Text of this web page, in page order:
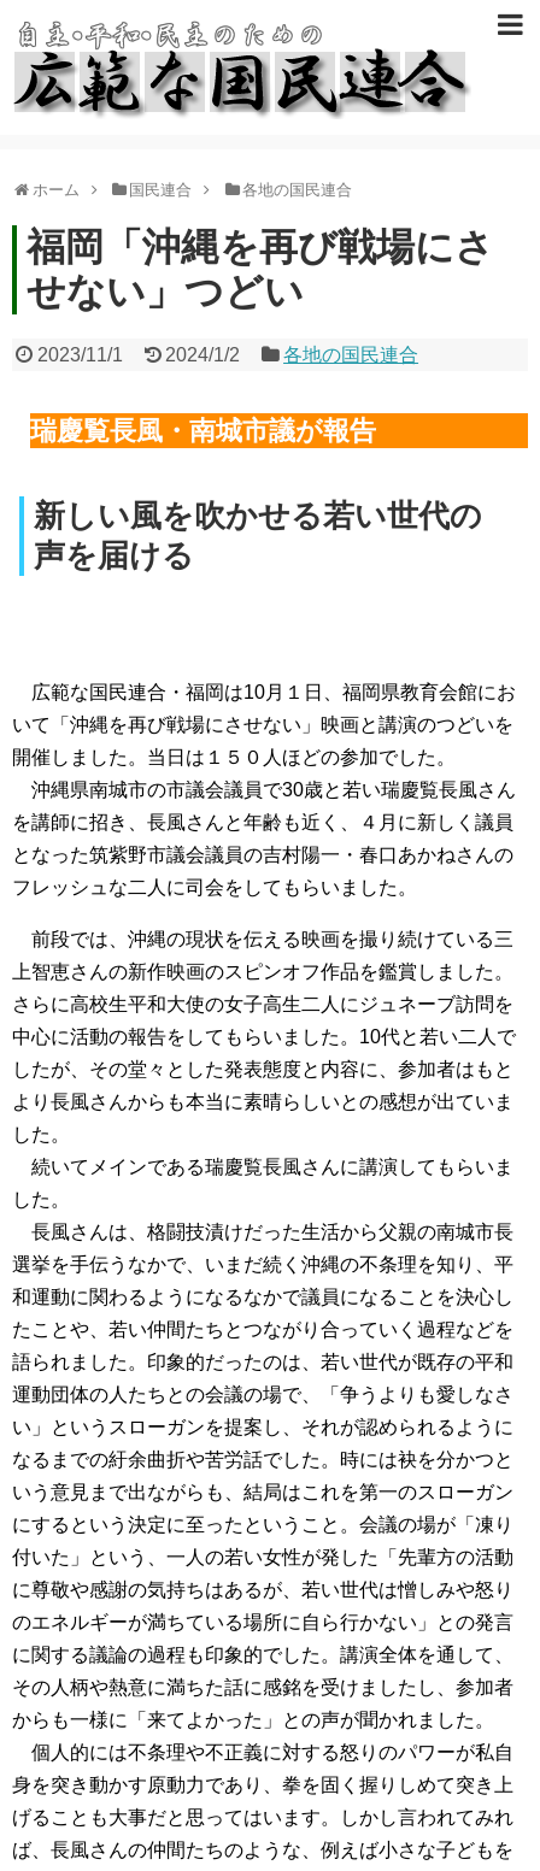
ホーム 国民連合 各地の国民連合
福岡「沖縄を再び戦場にさ
せない」つどい
2023/11/1 2024/1/2 各地の国民連合
瑞慶覧長風・南城市議が報告
新しい風を吹かせる若い世代の
声を届ける
広範な国民連合・福岡は10月１日、福岡県教育会館にお
いて「沖縄を再び戦場にさせない」映画と講演のつどいを
開催しました。当日は１５０人ほどの参加でした。
沖縄県南城市の市議会議員で30歳と若い瑞慶覧長風さん
を講師に招き、長風さんと年齢も近く、４月に新しく議員
となった筑紫野市議会議員の吉村陽一・春口あかねさんの
フレッシュな二人に司会をしてもらいました。
前段では、沖縄の現状を伝える映画を撮り続けている三
上智恵さんの新作映画のスピンオフ作品を鑑賞しました。
さらに高校生平和大使の女子高生二人にジュネーブ訪問を
中心に活動の報告をしてもらいました。10代と若い二人で
したが、その堂々とした発表態度と内容に、参加者はもと
より長風さんからも本当に素晴らしいとの感想が出ていま
した。
続いてメインである瑞慶覧長風さんに講演してもらいま
した。
長風さんは、格闘技漬けだった生活から父親の南城市長
選挙を手伝うなかで、いまだ続く沖縄の不条理を知り、平
和運動に関わるようになるなかで議員になることを決心し
たことや、若い仲間たちとつながり合っていく過程などを
語られました。印象的だったのは、若い世代が既存の平和
運動団体の人たちとの会議の場で、「争うよりも愛しなさ
い」というスローガンを提案し、それが認められるように
なるまでの紆余曲折や苦労話でした。時には袂を分かつと
いう意見まで出ながらも、結局はこれを第一のスローガン
にするという決定に至ったということ。会議の場が「凍り
付いた」という、一人の若い女性が発した「先輩方の活動
に尊敬や感謝の気持ちはあるが、若い世代は憎しみや怒り
のエネルギーが満ちている場所に自ら行かない」との発言
に関する議論の過程も印象的でした。講演全体を通して、
その人柄や熱意に満ちた話に感銘を受けましたし、参加者
からも一様に「来てよかった」との声が聞かれました。
個人的には不条理や不正義に対する怒りのパワーが私自
身を突き動かす原動力であり、拳を固く握りしめて突き上
げることも大事だと思ってはいます。しかし言われてみれ
ば、長風さんの仲間たちのような、例えば小さな子どもを